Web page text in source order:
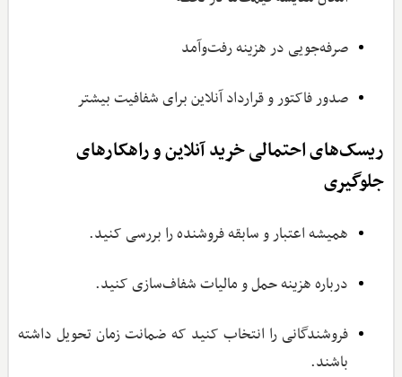
صرفه‌جویی در هزینه رفت‌وآمد
صدور فاکتور و قرارداد آنلاین برای شفافیت بیشتر
ریسک‌های احتمالی خرید آنلاین و راهکارهای
جلوگیری
همیشه اعتبار و سابقه فروشنده را بررسی کنید.
درباره هزینه حمل و مالیات شفاف‌سازی کنید.
فروشندگانی را انتخاب کنید که ضمانت زمان تحویل داشته
باشند.